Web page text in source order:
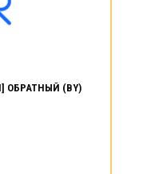
ОБРАТНЫЙ (BY)